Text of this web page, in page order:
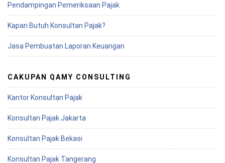
Pendampingan Pemeriksaan Pajak
Kapan Butuh Konsultan Pajak?
Jasa Pembuatan Laporan Keuangan
CAKUPAN QAMY CONSULTING
Kantor Konsultan Pajak
Konsultan Pajak Jakarta
Konsultan Pajak Bekasi
Konsultan Pajak Tangerang